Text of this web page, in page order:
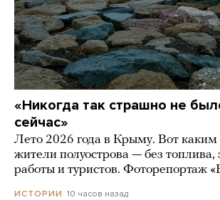
«Никогда так страшно не
сейчас»
Лето 2026 года в Крыму. Вот каким
жители полуострова — без топлива,
работы и туристов. Фоторепортаж
ИСТОРИИ 10 часов назад